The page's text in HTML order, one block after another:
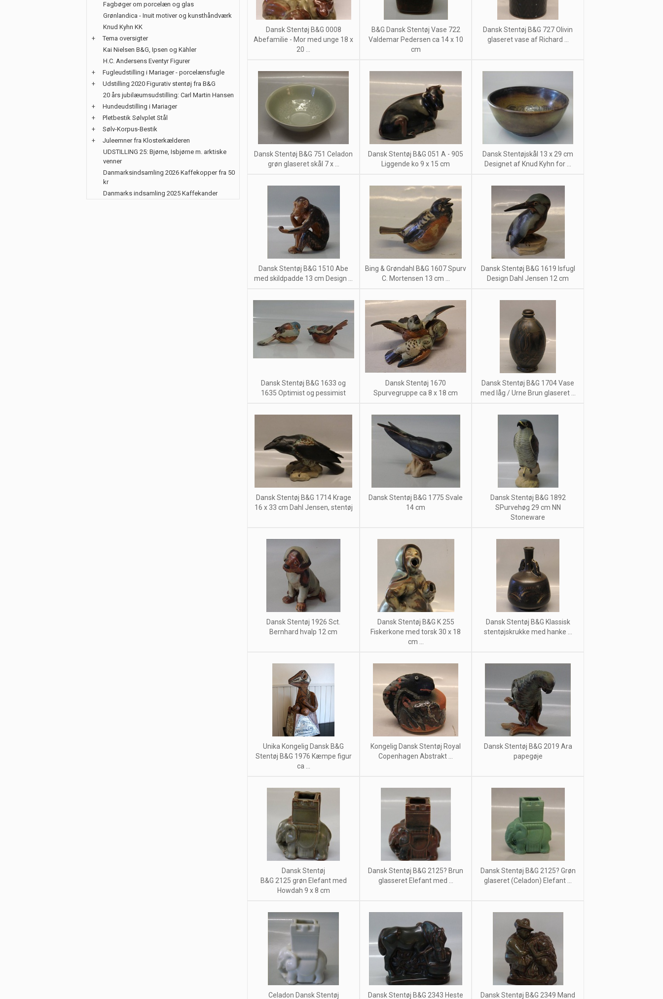
Dansk Stentøj B&G 0008
Abefamilie - Mor med unge 18 x
20 ...
B&G Dansk Stentøj Vase 722
Valdemar Pedersen ca 14 x 10
cm
Dansk Stentøj B&G 727 Olivin
glaseret vase af Richard ...
Dansk Stentøj B&G 751 Celadon
grøn glaseret skål 7 x ...
Dansk Stentøj B&G 051 A - 905
Liggende ko 9 x 15 cm
Dansk Stentøjskål 13 x 29 cm
Designet af Knud Kyhn for ...
Dansk Stentøj B&G 1510 Abe
med skildpadde 13 cm Design ...
Bing & Grøndahl B&G 1607 Spurv
C. Mortensen 13 cm ...
Dansk Stentøj B&G 1619 Isfugl
Design Dahl Jensen 12 cm
Dansk Stentøj B&G 1633 og
1635 Optimist og pessimist
Dansk Stentøj 1670
Spurvegruppe ca 8 x 18 cm
Dansk Stentøj B&G 1704 Vase
med låg / Urne Brun glaseret ...
Dansk Stentøj B&G 1714 Krage
16 x 33 cm Dahl Jensen, stentøj
Dansk Stentøj B&G 1775 Svale
14 cm
Dansk Stentøj B&G 1892
SPurvehøg 29 cm NN
Stoneware
Dansk Stentøj 1926 Sct.
Bernhard hvalp 12 cm
Dansk Stentøj B&G K 255
Fiskerkone med torsk 30 x 18
cm ...
Dansk Stentøj B&G Klassisk
stentøjskrukke med hanke ...
Unika Kongelig Dansk B&G
Stentøj B&G 1976 Kæmpe figur
ca ...
Kongelig Dansk Stentøj Royal
Copenhagen Abstrakt ...
Dansk Stentøj B&G 2019 Ara
papegøje
Dansk Stentøj
B&G 2125 grøn Elefant med
Howdah 9 x 8 cm
Dansk Stentøj B&G 2125? Brun
glasseret Elefant med ...
Dansk Stentøj B&G 2125? Grøn
glaseret (Celadon) Elefant ...
Celadon Dansk Stentøj Dansk Stentøj B&G 2343 Heste Dansk Stentøj B&G 2349 Mand
Fagbøger om porcelæn og glas
Grønlandica - Inuit motiver og kunsthåndværk
Knud Kyhn KK
+
Tema oversigter
Kai Nielsen B&G, Ipsen og Kähler
H.C. Andersens Eventyr Figurer
+
Fugleudstilling i Mariager - porcelænsfugle
+
Udstilling 2020 Figurativ stentøj fra B&G
20 års jubilæumsudstilling: Carl Martin Hansen
+
Hundeudstilling i Mariager
+
Pletbestik Sølvplet Stål
+
Sølv-Korpus-Bestik
+
Juleemner fra Klosterkælderen
UDSTILLING 25: Bjørne, Isbjørne m. arktiske
venner
Danmarksindsamling 2026 Kaffekopper fra 50
kr
Danmarks indsamling 2025 Kaffekander